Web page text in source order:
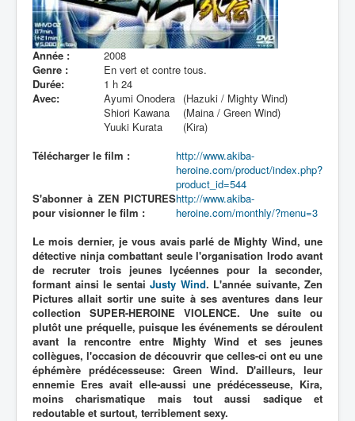
Année :
2008
Genre :
En vert et contre tous.
Durée:
1 h 24
Avec:
Ayumi Onodera (Hazuki / Mighty Wind)
Shiori Kawana
(Maina / Green Wind)
Yuuki Kurata
(Kira)
Télécharger le film :
http://www.akiba-
heroine.com/product/index.php?
product_id=544
S'abonner à ZEN PICTURES
pour visionner le film :
http://www.akiba-
heroine.com/monthly/?menu=3
Le mois dernier, je vous avais parlé de Mighty Wind, une
détective ninja combattant seule l'organisation Irodo avant
de recruter trois jeunes lycéennes pour la seconder,
formant ainsi le sentai Justy Wind. L'année suivante, Zen
Pictures allait sortir une suite à ses aventures dans leur
collection SUPER-HEROINE VIOLENCE. Une suite ou
plutôt une préquelle, puisque les événements se déroulent
avant la rencontre entre Mighty Wind et ses jeunes
collègues, l'occasion de découvrir que celles-ci ont eu une
éphémère prédécesseuse: Green Wind. D'ailleurs, leur
ennemie Eres avait elle-aussi une prédécesseuse, Kira,
moins charismatique mais tout aussi sadique et
redoutable et surtout, terriblement sexy.